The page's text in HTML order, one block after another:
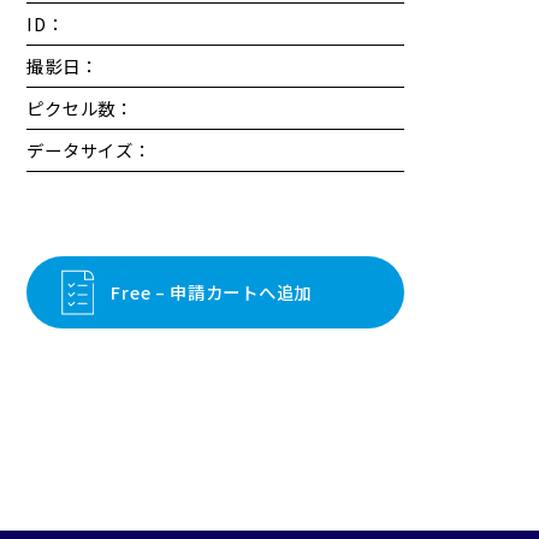
ID：
撮影日：
ピクセル数：
データサイズ：
Free – 申請カートへ追加